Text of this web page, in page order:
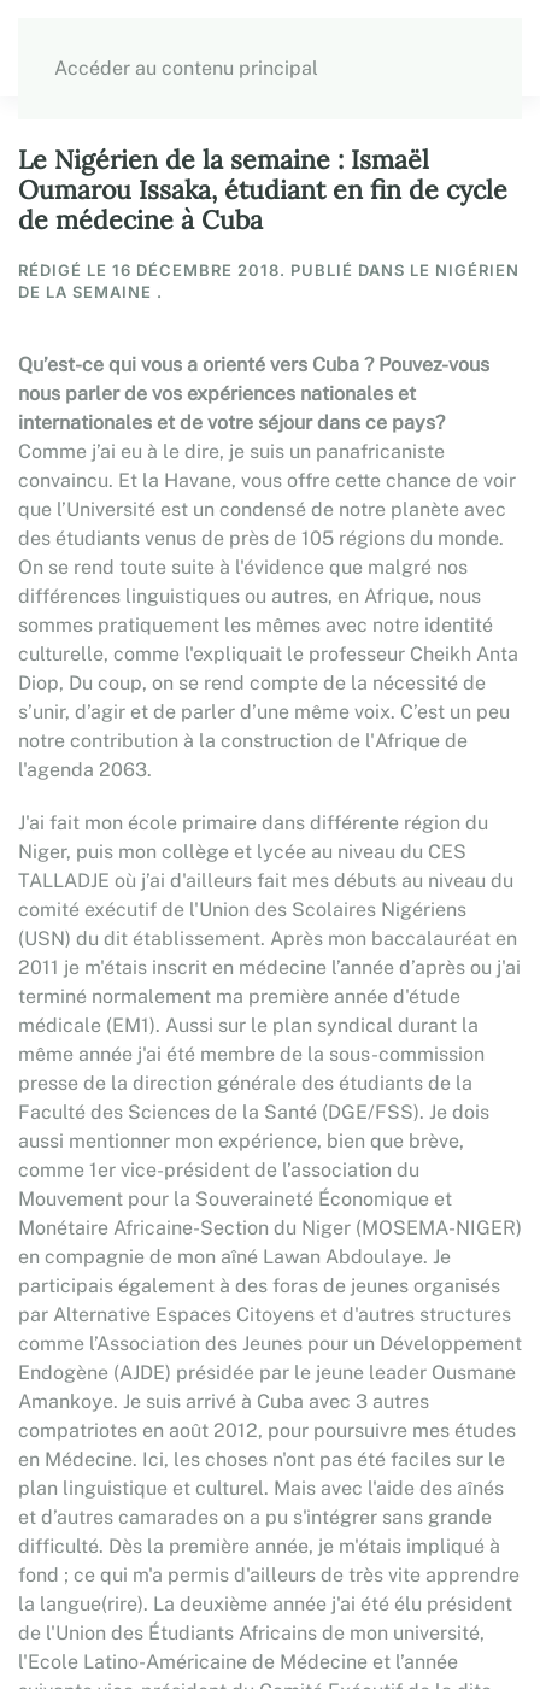
Accéder au contenu principal
Le Nigérien de la semaine : Ismaël
Oumarou Issaka, étudiant en fin de cycle
de médecine à Cuba
RÉDIGÉ LE 16 DÉCEMBRE 2018. PUBLIÉ DANS LE NIGÉRIEN
DE LA SEMAINE .
Qu’est-ce qui vous a orienté vers Cuba ? Pouvez-vous
nous parler de vos expériences nationales et
internationales et de votre séjour dans ce pays?
Comme j’ai eu à le dire, je suis un panafricaniste
convaincu. Et la Havane, vous offre cette chance de voir
que l’Université est un condensé de notre planète avec
des étudiants venus de près de 105 régions du monde.
On se rend toute suite à l'évidence que malgré nos
différences linguistiques ou autres, en Afrique, nous
sommes pratiquement les mêmes avec notre identité
culturelle, comme l'expliquait le professeur Cheikh Anta
Diop, Du coup, on se rend compte de la nécessité de
s’unir, d’agir et de parler d’une même voix. C’est un peu
notre contribution à la construction de l'Afrique de
l'agenda 2063.
J'ai fait mon école primaire dans différente région du
Niger, puis mon collège et lycée au niveau du CES
TALLADJE où j’ai d'ailleurs fait mes débuts au niveau du
comité exécutif de l'Union des Scolaires Nigériens
(USN) du dit établissement. Après mon baccalauréat en
2011 je m'étais inscrit en médecine l’année d’après ou j'ai
terminé normalement ma première année d'étude
médicale (EM1). Aussi sur le plan syndical durant la
même année j'ai été membre de la sous-commission
presse de la direction générale des étudiants de la
Faculté des Sciences de la Santé (DGE/FSS). Je dois
aussi mentionner mon expérience, bien que brève,
comme 1er vice-président de l’association du
Mouvement pour la Souveraineté Économique et
Monétaire Africaine-Section du Niger (MOSEMA-NIGER)
en compagnie de mon aîné Lawan Abdoulaye. Je
participais également à des foras de jeunes organisés
par Alternative Espaces Citoyens et d'autres structures
comme l’Association des Jeunes pour un Développement
Endogène (AJDE) présidée par le jeune leader Ousmane
Amankoye. Je suis arrivé à Cuba avec 3 autres
compatriotes en août 2012, pour poursuivre mes études
en Médecine. Ici, les choses n'ont pas été faciles sur le
plan linguistique et culturel. Mais avec l'aide des aînés
et d’autres camarades on a pu s'intégrer sans grande
difficulté. Dès la première année, je m'étais impliqué à
fond ; ce qui m'a permis d'ailleurs de très vite apprendre
la langue(rire). La deuxième année j'ai été élu président
de l'Union des Étudiants Africains de mon université,
l'Ecole Latino-Américaine de Médecine et l’année